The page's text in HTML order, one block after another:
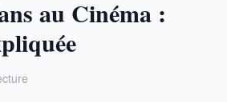
au Cinéma :